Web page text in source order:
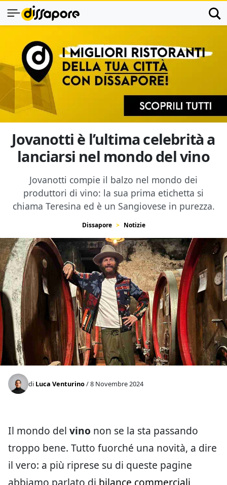
Jovanotti è l’ultima celebrità a
lanciarsi nel mondo del vino
Jovanotti compie il balzo nel mondo dei
produttori di vino: la sua prima etichetta si
chiama Teresina ed è un Sangiovese in purezza.
Dissapore Notizie
di Luca Venturino/ 8 Novembre 2024
Il mondo del vino non se la sta passando
troppo bene. Tutto fuorché una novità, a dire
il vero: a più riprese su di queste pagine
abbiamo parlato di bilance commerciali